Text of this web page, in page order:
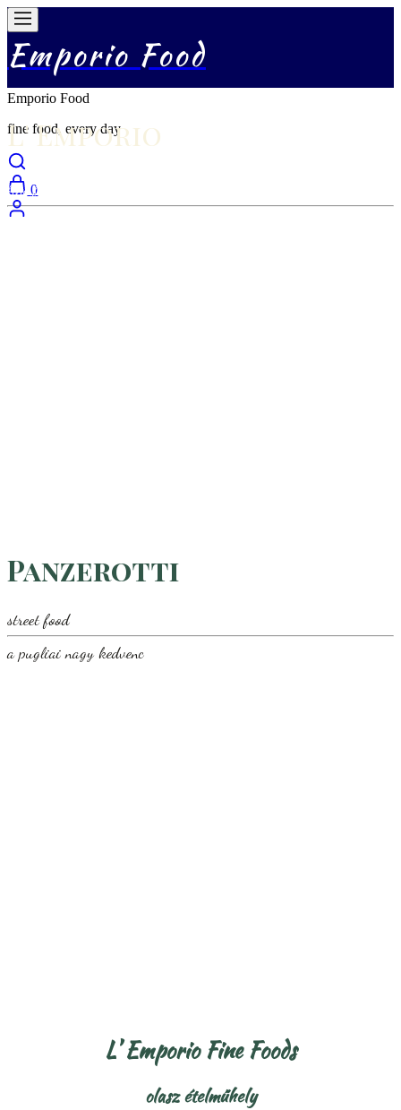
Emporio Food
Emporio Food
fine food, every day
0
L' Emporio
fine food
autentikus olasz konyha
Panzerotti
street food
a pugliai nagy kedvenc
L’ Emporio Fine Foods
olasz ételműhely